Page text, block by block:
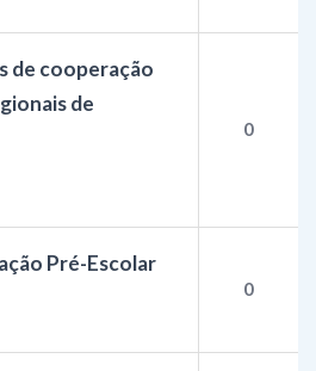
de cooperação
de
0
Pré-Escolar
0